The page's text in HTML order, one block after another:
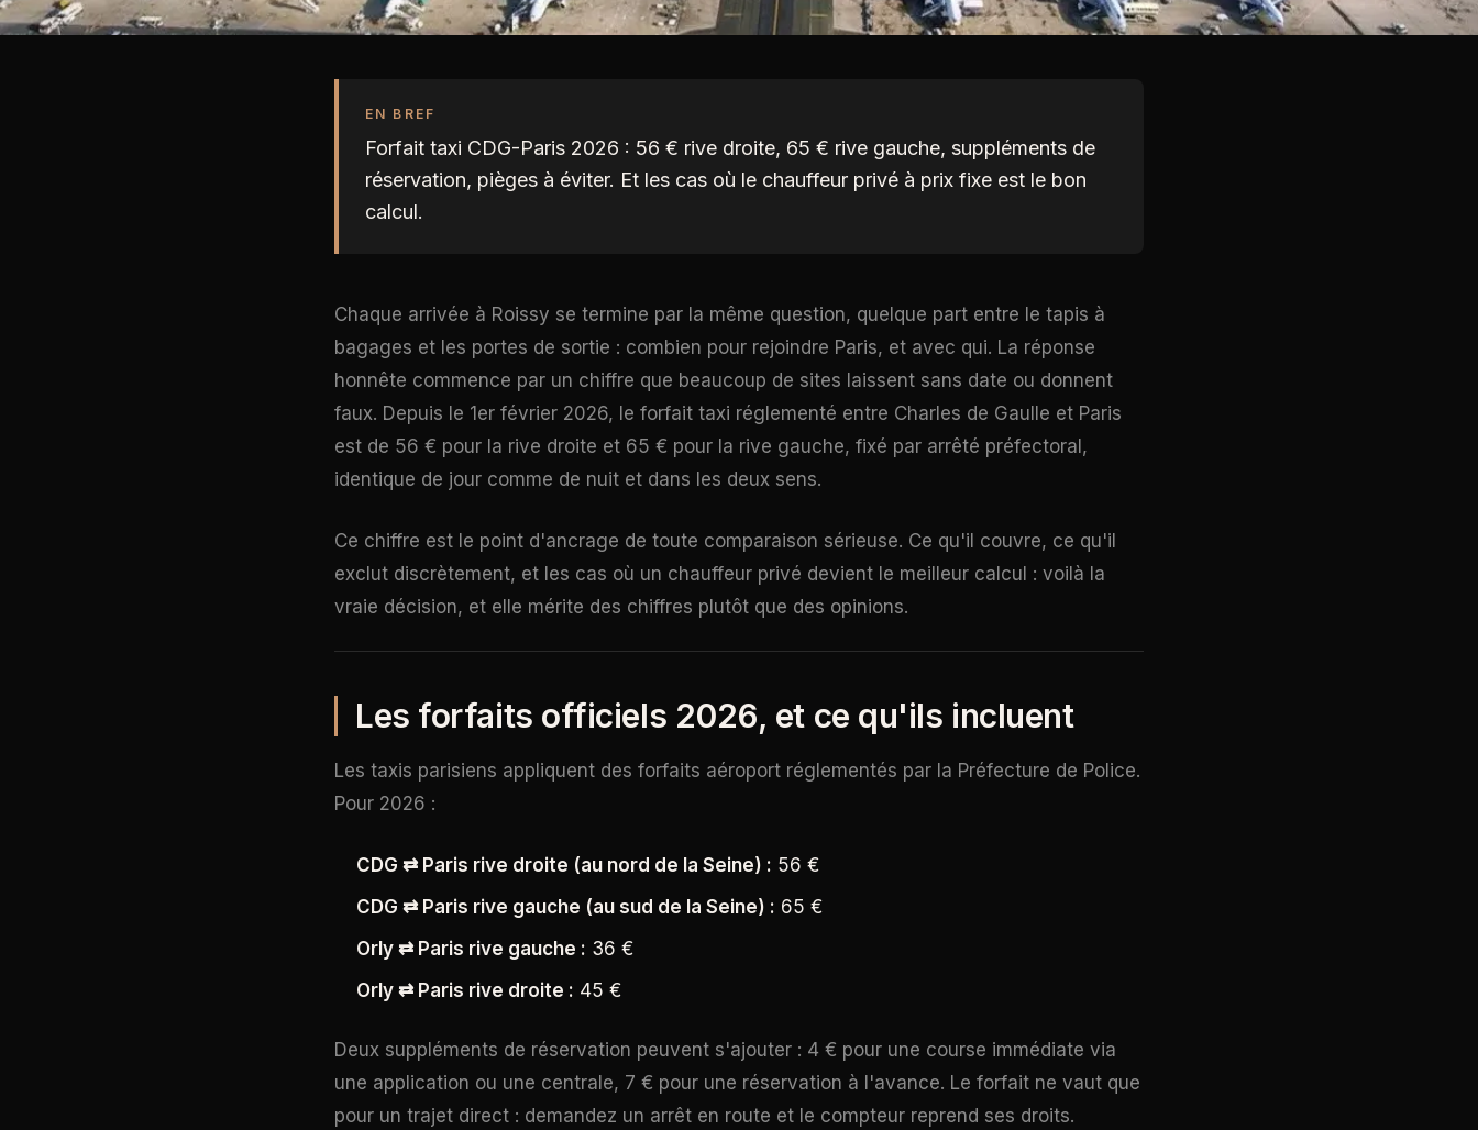
EN BREF
Forfait taxi CDG-Paris 2026 : 56 € rive droite, 65 € rive gauche, suppléments de
réservation, pièges à éviter. Et les cas où le chauffeur privé à prix fixe est le bon
calcul.
Chaque arrivée à Roissy se termine par la même question, quelque part entre le tapis à
bagages et les portes de sortie : combien pour rejoindre Paris, et avec qui. La réponse
honnête commence par un chiffre que beaucoup de sites laissent sans date ou donnent
faux. Depuis le 1er février 2026, le forfait taxi réglementé entre Charles de Gaulle et Paris
est de 56 € pour la rive droite et 65 € pour la rive gauche, fixé par arrêté préfectoral,
identique de jour comme de nuit et dans les deux sens.
Ce chiffre est le point d'ancrage de toute comparaison sérieuse. Ce qu'il couvre, ce qu'il
exclut discrètement, et les cas où un chauffeur privé devient le meilleur calcul : voilà la
vraie décision, et elle mérite des chiffres plutôt que des opinions.
Les forfaits officiels 2026, et ce qu'ils incluent
Les taxis parisiens appliquent des forfaits aéroport réglementés par la Préfecture de Police.
Pour 2026 :
CDG ⇄ Paris rive droite (au nord de la Seine) : 56 €
CDG ⇄ Paris rive gauche (au sud de la Seine) : 65 €
Orly ⇄ Paris rive gauche : 36 €
Orly ⇄ Paris rive droite : 45 €
Deux suppléments de réservation peuvent s'ajouter : 4 € pour une course immédiate via
une application ou une centrale, 7 € pour une réservation à l'avance. Le forfait ne vaut que
pour un trajet direct : demandez un arrêt en route et le compteur reprend ses droits.